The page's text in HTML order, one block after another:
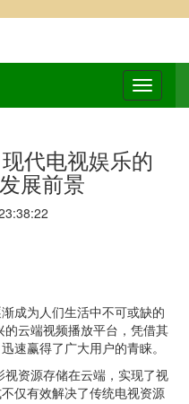
代电视娱乐的
展前景
成为人们生活中不可或缺的
云端视频播放平台，凭借其
速赢得了广大用户的青睐。
资源存储在云端，实现了视
仅有效解决了传统电视资源